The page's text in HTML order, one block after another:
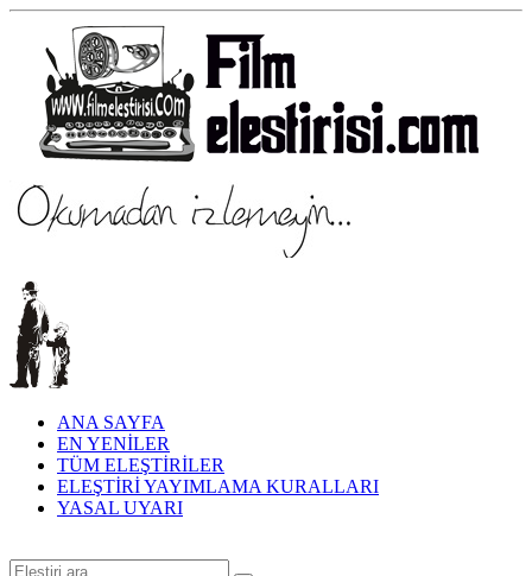
ANA SAYFA
EN YENİLER
TÜM ELEŞTİRİLER
ELEŞTİRİ YAYIMLAMA KURALLARI
YASAL UYARI